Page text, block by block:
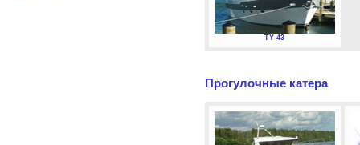
TY 43
Прогулочные катера